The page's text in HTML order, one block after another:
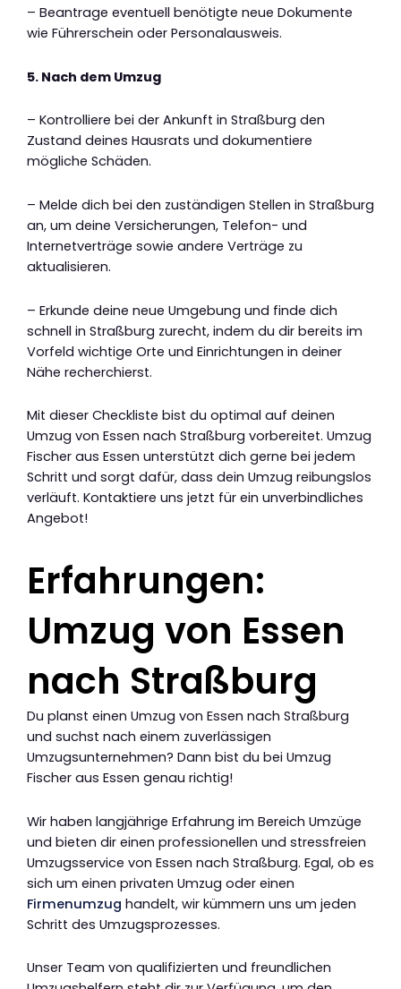
– Beantrage eventuell benötigte neue Dokumente
wie Führerschein oder Personalausweis.
5. Nach dem Umzug
– Kontrolliere bei der Ankunft in Straßburg den
Zustand deines Hausrats und dokumentiere
mögliche Schäden.
– Melde dich bei den zuständigen Stellen in Straßburg
an, um deine Versicherungen, Telefon- und
Internetverträge sowie andere Verträge zu
aktualisieren.
– Erkunde deine neue Umgebung und finde dich
schnell in Straßburg zurecht, indem du dir bereits im
Vorfeld wichtige Orte und Einrichtungen in deiner
Nähe recherchierst.
Mit dieser Checkliste bist du optimal auf deinen
Umzug von Essen nach Straßburg vorbereitet. Umzug
Fischer aus Essen unterstützt dich gerne bei jedem
Schritt und sorgt dafür, dass dein Umzug reibungslos
verläuft. Kontaktiere uns jetzt für ein unverbindliches
Angebot!
Erfahrungen:
Umzug von Essen
nach Straßburg
Du planst einen Umzug von Essen nach Straßburg
und suchst nach einem zuverlässigen
Umzugsunternehmen? Dann bist du bei Umzug
Fischer aus Essen genau richtig!
Wir haben langjährige Erfahrung im Bereich Umzüge
und bieten dir einen professionellen und stressfreien
Umzugsservice von Essen nach Straßburg. Egal, ob es
sich um einen privaten Umzug oder einen
Firmenumzug handelt, wir kümmern uns um jeden
Schritt des Umzugsprozesses.
Unser Team von qualifizierten und freundlichen